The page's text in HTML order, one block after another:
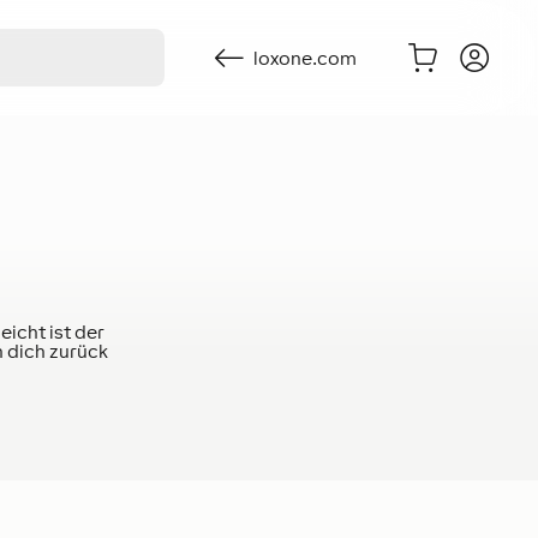
loxone.com
ist der
dich zurück